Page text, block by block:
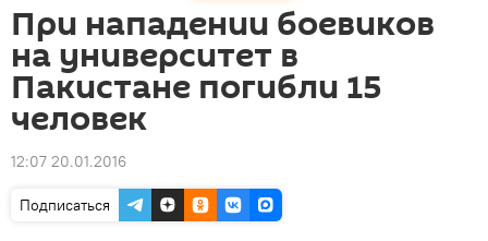
При нападении боевиков
на университет в
Пакистане погибли 15
человек
12:07 20.01.2016
Подписаться